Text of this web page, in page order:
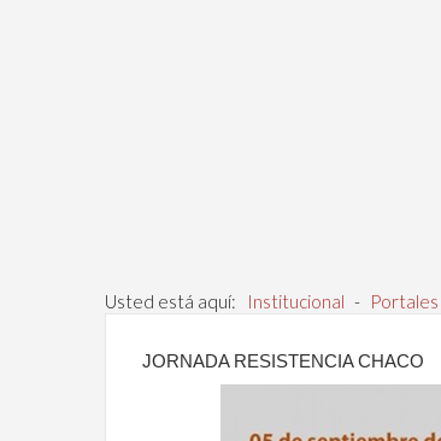
Usted está aquí: Institucional - Portales
JORNADA RESISTENCIA CHACO